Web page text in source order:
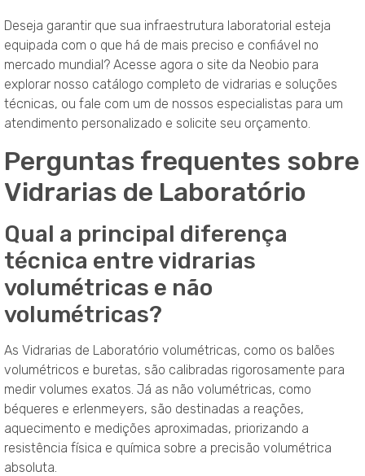
Deseja garantir que sua infraestrutura laboratorial esteja
equipada com o que há de mais preciso e confiável no
mercado mundial? Acesse agora o site da Neobio para
explorar nosso catálogo completo de vidrarias e soluções
técnicas, ou fale com um de nossos especialistas para um
atendimento personalizado e solicite seu orçamento.
Perguntas frequentes sobre
Vidrarias de Laboratório
Qual a principal diferença
técnica entre vidrarias
volumétricas e não
volumétricas?
As Vidrarias de Laboratório volumétricas, como os balões
volumétricos e buretas, são calibradas rigorosamente para
medir volumes exatos. Já as não volumétricas, como
béqueres e erlenmeyers, são destinadas a reações,
aquecimento e medições aproximadas, priorizando a
resistência física e química sobre a precisão volumétrica
absoluta.